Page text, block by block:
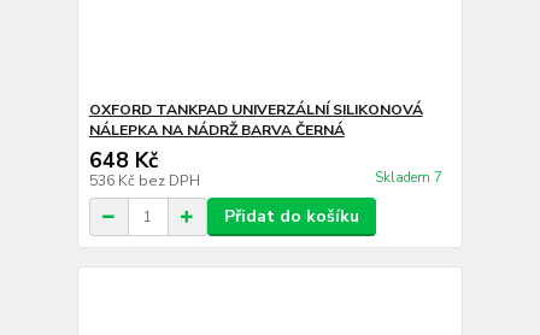
OXFORD TANKPAD UNIVERZÁLNÍ SILIKONOVÁ
NÁLEPKA NA NÁDRŽ BARVA ČERNÁ
648 Kč
536 Kč bez DPH Skladem 7
Přidat do košíku